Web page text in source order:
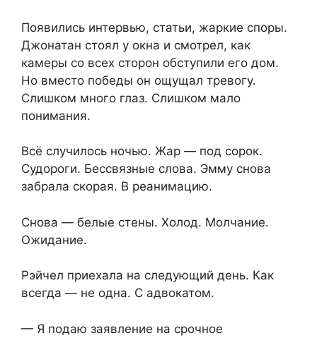
Появились интервью, статьи, жаркие споры.
Джонатан стоял у окна и смотрел, как
камеры со всех сторон обступили его дом.
Но вместо победы он ощущал тревогу.
Слишком много глаз. Слишком мало
понимания.
Всё случилось ночью. Жар — под сорок.
Судороги. Бессвязные слова. Эмму снова
забрала скорая. В реанимацию.
Снова — белые стены. Холод. Молчание.
Ожидание.
Рэйчел приехала на следующий день. Как
всегда — не одна. С адвокатом.
— Я подаю заявление на срочное